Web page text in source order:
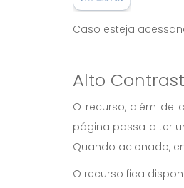
Caso esteja
Alto
O recurso, além de
página passa a ter
Quando acionado,
O recurso fica